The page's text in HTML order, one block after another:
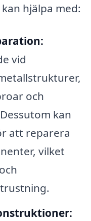
hjälpa med:
vid
och
kan
att reparera
vilket